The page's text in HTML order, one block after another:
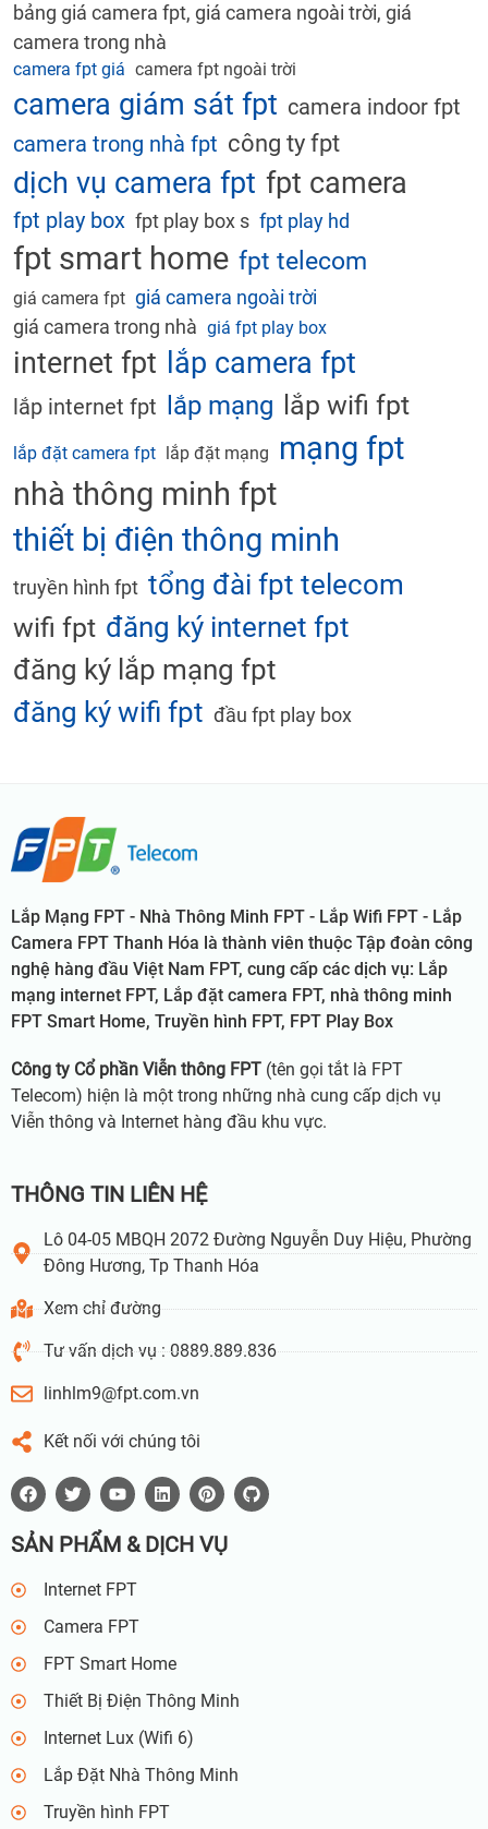
bảng giá camera fpt, giá camera ngoài trời, giá
camera trong nhà
camera fpt giá camera fpt ngoài trời
camera giám sát fpt camera indoor fpt
camera trong nhà fpt công ty fpt
dịch vụ camera fpt fpt camera
fpt play box fpt play box s fpt play hd
fpt smart home fpt telecom
giá camera fpt giá camera ngoài trời
giá camera trong nhà giá fpt play box
internet fpt lắp camera fpt
lắp internet fpt lắp mạng lắp wifi fpt
lắp đặt camera fpt lắp đặt mạng mạng fpt
nhà thông minh fpt
thiết bị điện thông minh
truyền hình fpt tổng đài fpt telecom
wifi fpt đăng ký internet fpt
đăng ký lắp mạng fpt
đăng ký wifi fpt đầu fpt play box
Lắp Mạng FPT - Nhà Thông Minh FPT - Lắp Wifi FPT - Lắp
Camera FPT Thanh Hóa là thành viên thuộc Tập đoàn công
nghệ hàng đầu Việt Nam FPT, cung cấp các dịch vụ: Lắp
mạng internet FPT, Lắp đặt camera FPT, nhà thông minh
FPT Smart Home, Truyền hình FPT, FPT Play Box
Công ty Cổ phần Viễn thông FPT (tên gọi tắt là FPT
Telecom) hiện là một trong những nhà cung cấp dịch vụ
Viễn thông và Internet hàng đầu khu vực.
THÔNG TIN LIÊN HỆ
Lô 04-05 MBQH 2072 Đường Nguyễn Duy Hiệu, Phường
Đông Hương, Tp Thanh Hóa
Xem chỉ đường
Tư vấn dịch vụ : 0889.889.836
linhlm9@fpt.com.vn
Kết nối với chúng tôi
SẢN PHẨM & DỊCH VỤ
Internet FPT
Camera FPT
FPT Smart Home
Thiết Bị Điện Thông Minh
Internet Lux (Wifi 6)
Lắp Đặt Nhà Thông Minh
Truyền hình FPT